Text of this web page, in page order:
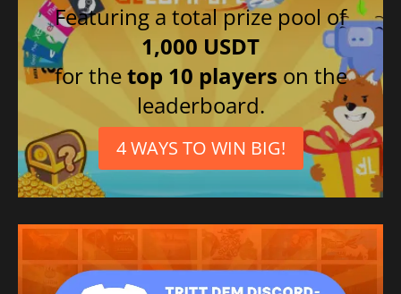
Featuring a total prize pool of
1,000 USDT
for thetop 10 players on the
leaderboard.
4 WAYS TO WIN BIG!